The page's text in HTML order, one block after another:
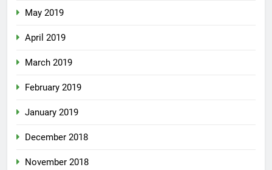
May 2019
April 2019
March 2019
February 2019
January 2019
December 2018
November 2018